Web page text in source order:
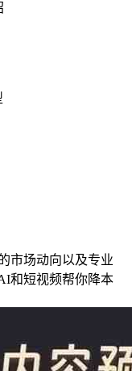
市场动向以及专业
和短视频帮你降本